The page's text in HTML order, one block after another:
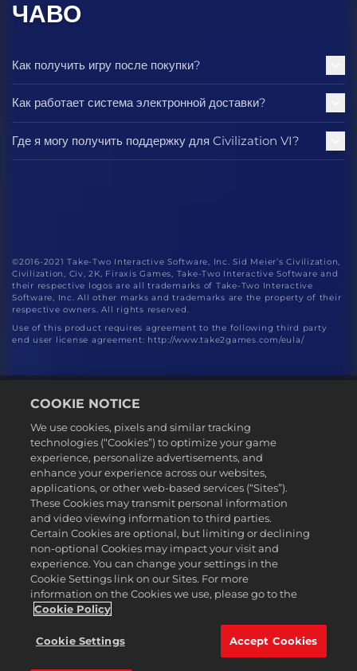
ЧАВО
Как получить игру после покупки?
Как работает система электронной доставки?
Где я могу получить поддержку для Civilization VI?
©2016-2021 Take-Two Interactive Software, Inc. Sid Meier’s Civilization,
Civilization, Civ, 2K, Firaxis Games, Take-Two Interactive Software and
their respective logos are all trademarks of Take-Two Interactive
Software, Inc. All other marks and trademarks are the property of their
respective owners. All rights reserved.
Use of this product requires agreement to the following third party
end user license agreement: http://www.take2games.com/eula/
Юридическая информация
Политика конфиденциальности
Политика файлов cookie
Поддержка
Не продавайте и не распространяйте мои персональные данные
Статус заказа и возвраты
©2016-2026 Take-Two Interactive Software Inc. 2K, Firaxis Games,
Civilization, and their respective logos are trademarks of Take-Two
COOKIE NOTICE
We use cookies, pixels and similar tracking
technologies (“Cookies”) to optimize your game
experience, personalize advertisements, and
enhance your experience across our websites,
applications, or other web-based services (“Sites”).
These Cookies may transmit personal information
and video viewing information to third parties.
Certain Cookies are optional, but limiting or declining
non-optional Cookies may impact your visit and
experience. You can change your settings in the
Cookie Settings link on our Sites. For more
information on the Cookies we use, please go to the
Cookie Policy
Cookie Settings Accept Cookies